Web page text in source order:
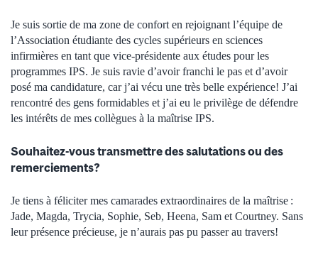
Je suis sortie de ma zone de confort en rejoignant l’équipe de
l’Association étudiante des cycles supérieurs en sciences
infirmières en tant que vice-présidente aux études pour les
programmes IPS. Je suis ravie d’avoir franchi le pas et d’avoir
posé ma candidature, car j’ai vécu une très belle expérience! J’ai
rencontré des gens formidables et j’ai eu le privilège de défendre
les intérêts de mes collègues à la maîtrise IPS.
Souhaitez-vous transmettre des salutations ou des
remerciements?
Je tiens à féliciter mes camarades extraordinaires de la maîtrise :
Jade, Magda, Trycia, Sophie, Seb, Heena, Sam et Courtney. Sans
leur présence précieuse, je n’aurais pas pu passer au travers!